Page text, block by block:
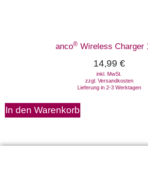
anco®Wireless Charger
14,99 €
inkl. MwSt.
zzgl. Versandkosten
Lieferung in 2-3 Werktagen
In den Warenkorb